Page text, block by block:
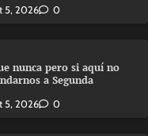
5, 2026 0
nunca pero si aquí no
a Segunda
5, 2026 0